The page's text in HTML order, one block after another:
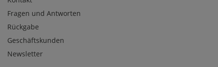
Fragen und Antworten
Rückgabe
Geschäftskunden
Newsletter